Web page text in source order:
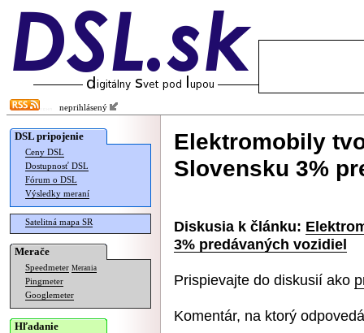
neprihlásený
DSL pripojenie
Ceny DSL
Dostupnosť DSL
Fórum o DSL
Výsledky meraní
Satelitná mapa SR
Merače
Speedmeter Merania
Pingmeter
Googlemeter
Hľadanie
Elektromobily
Slovensku 3%
Diskusia k článku:
3% predávaných vozidiel
Prispievajte do diskusií ako
Komentár, na ktorý